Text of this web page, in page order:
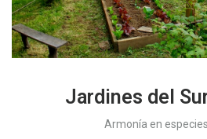
Jardines del
Armonía en